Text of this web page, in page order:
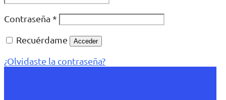
Contraseña *
Recuérdame
Acceder
¿Olvidaste la contraseña?